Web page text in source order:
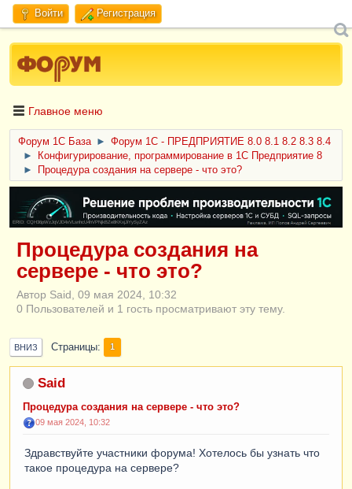
Войти Регистрация
Главное меню
Форум 1C База ►
Форум 1С - ПРЕДПРИЯТИЕ 8.0 8.1 8.2 8.3 8.4
►
Конфигурирование, программирование в 1С Предприятие 8
►
Процедура создания на сервере - что это?
ERID: CQH36pWzJqVJD4xVLsnhcU4hVPNjkBZe8KKxjJiYySyZAz
Процедура создания на
сервере - что это?
Автор Said, 09 мая 2024, 10:32
0 Пользователей и 1 гость просматривают эту тему.
ВНИЗ Страницы 1
Said
Процедура создания на сервере - что это?
09 мая 2024, 10:32
Здравствуйте участники форума! Хотелось бы узнать что
такое процедура на сервере?